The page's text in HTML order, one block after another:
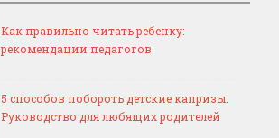
Как правильно читать ребенку:
рекомендации педагогов
5 способов побороть детские капризы.
Руководство для любящих родителей